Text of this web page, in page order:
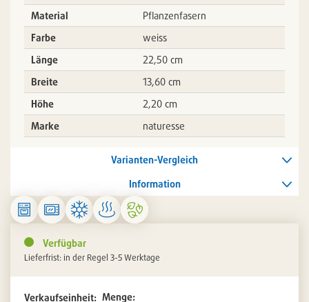
Material
Pflanzenfasern
Farbe
weiss
Länge
22,50 cm
Breite
13,60 cm
Höhe
2,20 cm
Marke
naturesse
Varianten-Vergleich
Information
Verfügbar
Lieferfrist: in der Regel 3-5 Werktage
Verkaufseinheit: Menge: